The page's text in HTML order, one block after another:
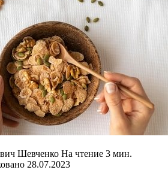
Шевченко На чтение 3 мин.
28.07.2023